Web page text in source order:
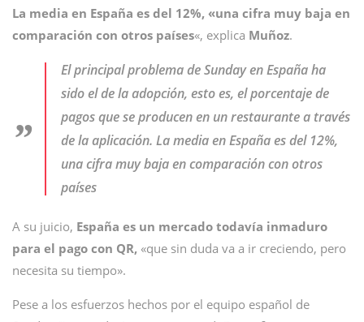
La media en España es del 12%, «una cifra muy baja en
comparación con otros países«, explica Muñoz.
El principal problema de Sunday en España ha
sido el de la adopción, esto es, el porcentaje de
pagos que se producen en un restaurante a través
de la aplicación. La media en España es del 12%,
una cifra muy baja en comparación con otros
países
A su juicio, España es un mercado todavía inmaduro
para el pago con QR, «que sin duda va a ir creciendo, pero
necesita su tiempo».
Pese a los esfuerzos hechos por el equipo español de